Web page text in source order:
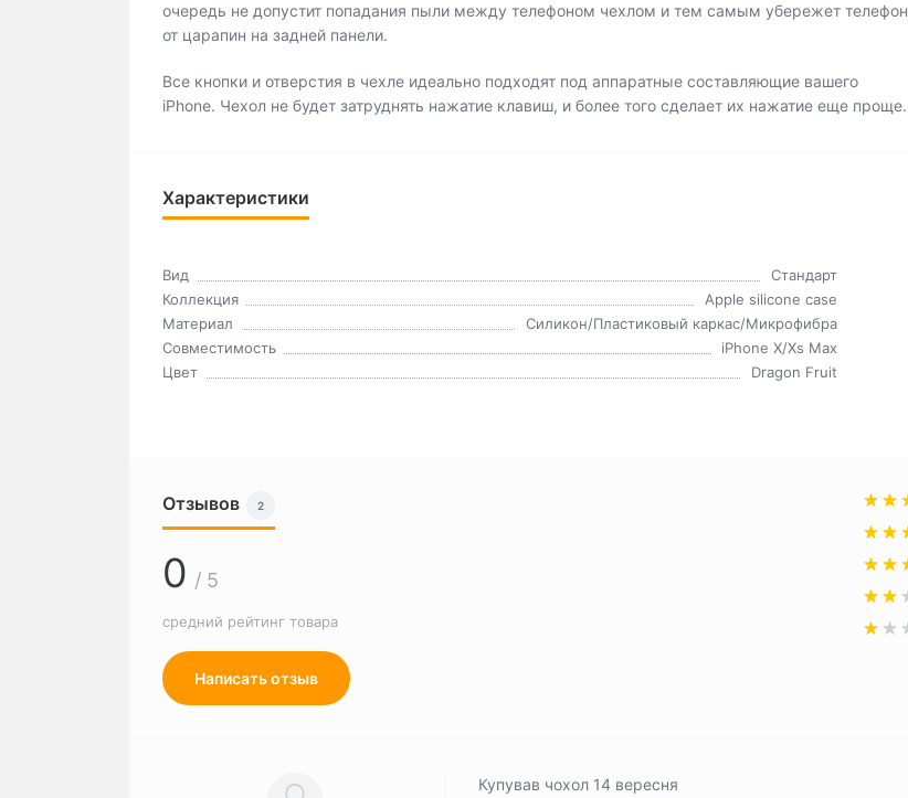
очередь не допустит попадания пыли между телефоном чехлом и тем самым убережет телефон
от царапин на задней панели.
Все кнопки и отверстия в чехле идеально подходят под аппаратные составляющие вашего
iPhone. Чехол не будет затруднять нажатие клавиш, и более того сделает их нажатие еще проще.
Характеристики
Вид
Стандарт
Коллекция
Apple silicone case
Материал
Силикон/Пластиковый каркас/Микрофибра
Совместимость
iPhone X/Xs Max
Цвет
Dragon Fruit
Отзывов 2
0 / 5
средний рейтинг товара
Написать отзыв
Купував чохол 14 вересня